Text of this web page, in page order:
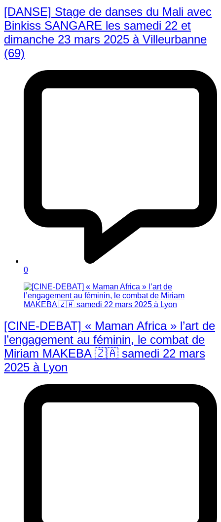
[DANSE] Stage de danses du Mali avec
Binkiss SANGARE les samedi 22 et
dimanche 23 mars 2025 à Villeurbanne
(69)
0
[CINE-DEBAT] « Maman Africa » l’art de
l’engagement au féminin, le combat de
Miriam MAKEBA 🇿🇦 samedi 22 mars
2025 à Lyon